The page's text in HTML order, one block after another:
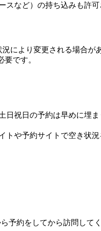
など）の持ち込みも許可
により変更される場合
です。
祝日の予約は早めに埋ま
や予約サイトで空き状
予約をしてから訪問してく